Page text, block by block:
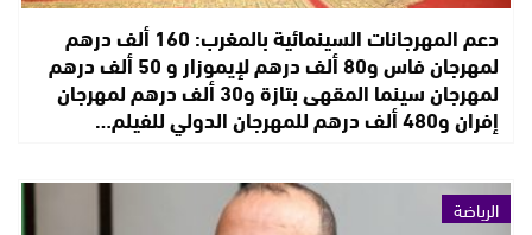
دعم المهرجانات السينمائية بالمغرب: 160 ألف درهم
لمهرجان فاس و80 ألف درهم لإيموزار و 50 ألف درهم
لمهرجان سينما المقهى بتازة و30 ألف درهم لمهرجان
إفران و480 ألف درهم للمهرجان الدولي للفيلم…
الرياضة